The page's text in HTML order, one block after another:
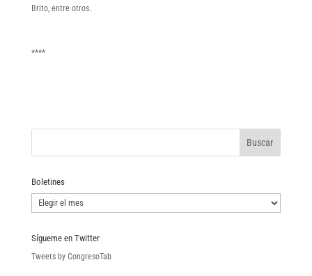
Brito, entre otros.
****
Boletines
Boletines
Sígueme en Twitter
Tweets by CongresoTab